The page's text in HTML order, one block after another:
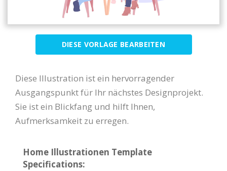
DIESE VORLAGE BEARBEITEN
Diese Illustration ist ein hervorragender
Ausgangspunkt für Ihr nächstes Designprojekt.
Sie ist ein Blickfang und hilft Ihnen,
Aufmerksamkeit zu erregen.
Home Illustrationen Template
Specifications: